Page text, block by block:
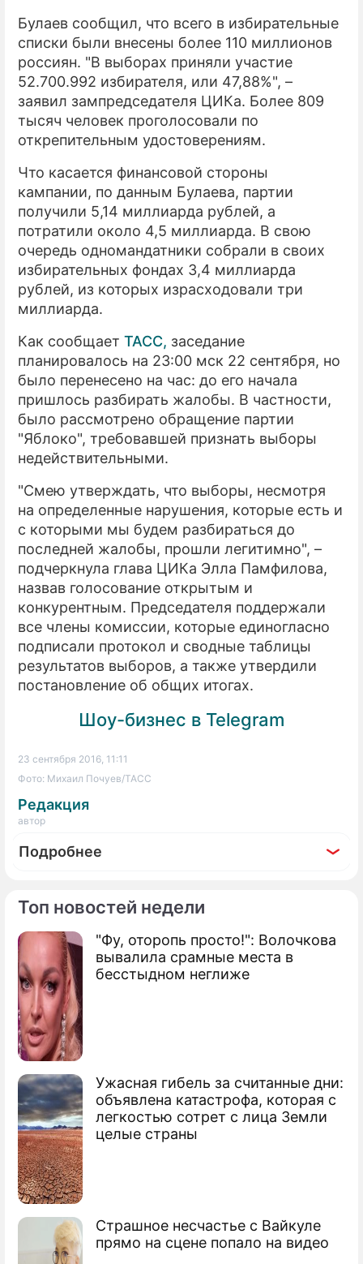
Топ новостей недели
"Фу, оторопь просто!": Волочкова
вывалила срамные места в
бесстыдном неглиже
Ужасная гибель за считанные дни:
объявлена катастрофа, которая с
легкостью сотрет с лица Земли
целые страны
Страшное несчастье с Вайкуле
прямо на сцене попало на видео
Булаев сообщил, что всего в избирательные
списки были внесены более 110 миллионов
россиян. "В выборах приняли участие
52.700.992 избирателя, или 47,88%", –
заявил зампредседателя ЦИКа. Более 809
тысяч человек проголосовали по
открепительным удостоверениям.
Что касается финансовой стороны
кампании, по данным Булаева, партии
получили 5,14 миллиарда рублей, а
потратили около 4,5 миллиарда. В свою
очередь одномандатники собрали в своих
избирательных фондах 3,4 миллиарда
рублей, из которых израсходовали три
миллиарда.
Как сообщает ТАСС, заседание
планировалось на 23:00 мск 22 сентября, но
было перенесено на час: до его начала
пришлось разбирать жалобы. В частности,
было рассмотрено обращение партии
"Яблоко", требовавшей признать выборы
недействительными.
"Смею утверждать, что выборы, несмотря
на определенные нарушения, которые есть и
с которыми мы будем разбираться до
последней жалобы, прошли легитимно", –
подчеркнула глава ЦИКа Элла Памфилова,
назвав голосование открытым и
конкурентным. Председателя поддержали
все члены комиссии, которые единогласно
подписали протокол и сводные таблицы
результатов выборов, а также утвердили
постановление об общих итогах.
Шоу-бизнес в Telegram
23 сентября 2016, 11:11
Фото: Михаил Почуев/ТАСС
Редакция
автор
Подробнее
По теме
Справороссы потеряли накрученные
голоса
"ЕР" опровергла слухи о совпадениях
результатов выборов
Почему "ЕР" стала триумфатором
выборов